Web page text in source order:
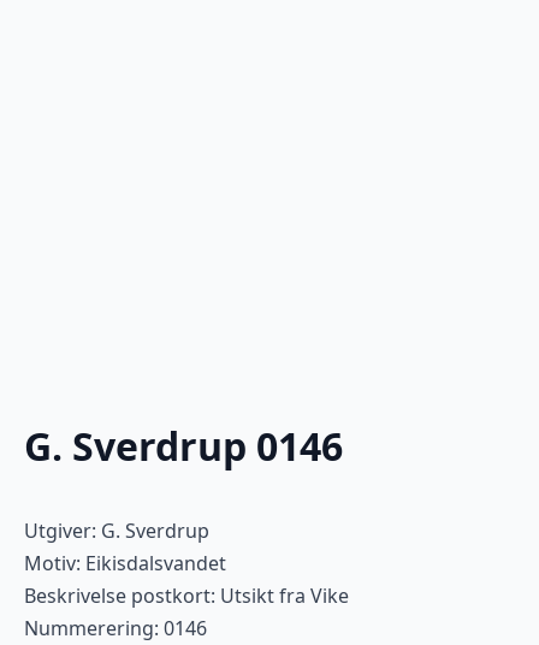
G. Sverdrup 0146
Utgiver: G. Sverdrup
Motiv: Eikisdalsvandet
Beskrivelse postkort: Utsikt fra Vike
Nummerering: 0146